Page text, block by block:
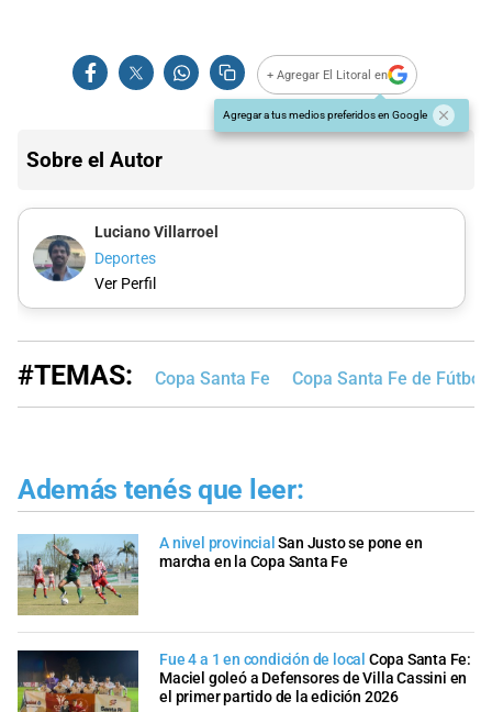
+ Agregar El Litoral en
Agregar a tus medios preferidos en Google
Sobre el Autor
Luciano Villarroel
Deportes
Ver Perfil
#TEMAS: Copa Santa Fe Copa Santa Fe de Fútbol
Además tenés que leer:
A nivel provincial San Justo se pone en
marcha en la Copa Santa Fe
Fue 4 a 1 en condición de local Copa Santa Fe:
Maciel goleó a Defensores de Villa Cassini en
el primer partido de la edición 2026